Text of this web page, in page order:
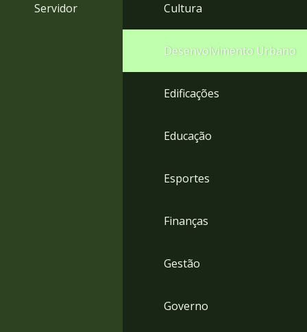
Servidor Cultura
Desenvolvimento Urbano
Edificações
Educação
Esportes
Finanças
Gestão
Governo